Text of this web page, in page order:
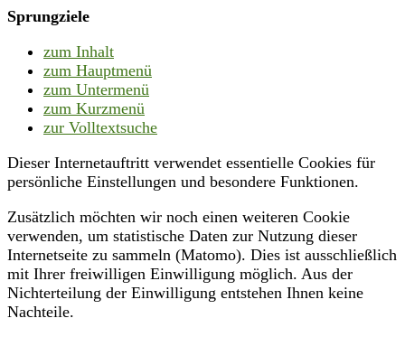
Sprungziele
zum Inhalt
zum Hauptmenü
zum Untermenü
zum Kurzmenü
zur Volltextsuche
Dieser Internetauftritt verwendet essentielle Cookies für
persönliche Einstellungen und besondere Funktionen.
Zusätzlich möchten wir noch einen weiteren Cookie
verwenden, um statistische Daten zur Nutzung dieser
Internetseite zu sammeln (Matomo). Dies ist ausschließlich
mit Ihrer freiwilligen Einwilligung möglich. Aus der
Nichterteilung der Einwilligung entstehen Ihnen keine
Nachteile.